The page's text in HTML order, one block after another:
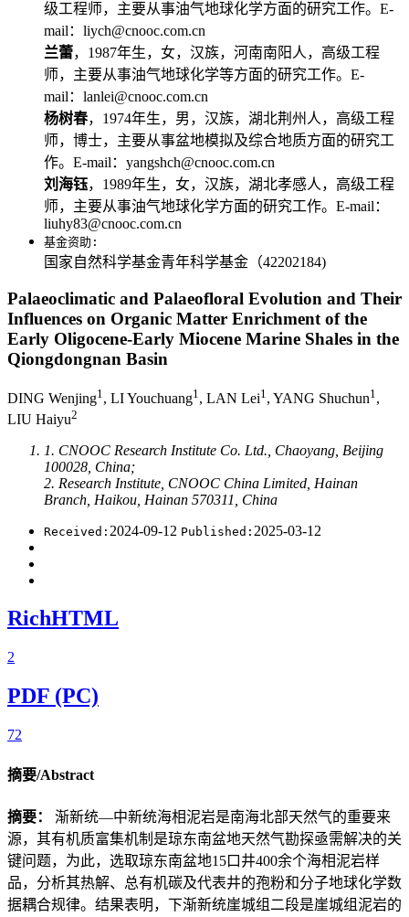
级工程师，主要从事油气地球化学方面的研究工作。E-
mail：liych@cnooc.com.cn
兰蕾，1987年生，女，汉族，河南南阳人，高级工程
师，主要从事油气地球化学等方面的研究工作。E-
mail：lanlei@cnooc.com.cn
杨树春，1974年生，男，汉族，湖北荆州人，高级工程
师，博士，主要从事盆地模拟及综合地质方面的研究工
作。E-mail：yangshch@cnooc.com.cn
刘海钰，1989年生，女，汉族，湖北孝感人，高级工程
师，主要从事油气地球化学方面的研究工作。E-mail：
liuhy83@cnooc.com.cn
基金资助:
国家自然科学基金青年科学基金（42202184)
Palaeoclimatic and Palaeofloral Evolution and Their
Influences on Organic Matter Enrichment of the
Early Oligocene-Early Miocene Marine Shales in the
Qiongdongnan Basin
DING Wenjing1 , LI Youchuang1 , LAN Lei1 , YANG Shuchun1 ,
LIU Haiyu2
1. CNOOC Research Institute Co. Ltd., Chaoyang, Beijing
100028, China;
2. Research Institute, CNOOC China Limited, Hainan
Branch, Haikou, Hainan 570311, China
Received: 2024-09-12 Published: 2025-03-12
RichHTML
2
PDF (PC)
72
摘要/Abstract
摘要： 渐新统—中新统海相泥岩是南海北部天然气的重要来
源，其有机质富集机制是琼东南盆地天然气勘探亟需解决的关
键问题，为此，选取琼东南盆地15口井400余个海相泥岩样
品，分析其热解、总有机碳及代表井的孢粉和分子地球化学数
据耦合规律。结果表明，下渐新统崖城组二段是崖城组泥岩的